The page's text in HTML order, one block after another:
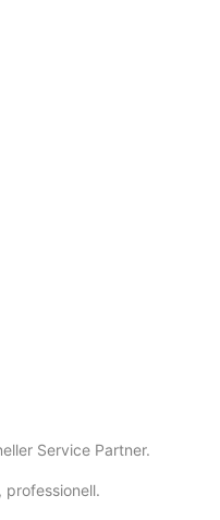
Service Partner.